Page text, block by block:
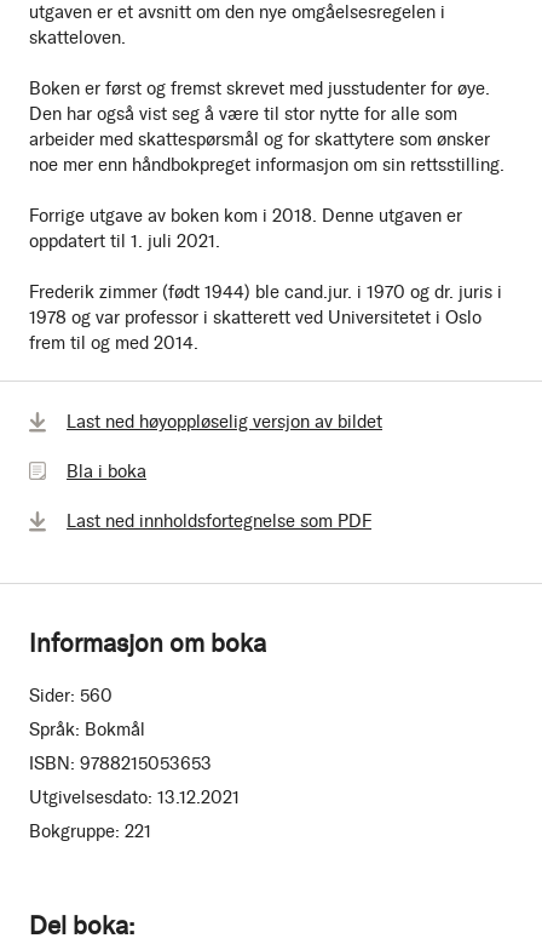
utgaven er et avsnitt om den nye omgåelsesregelen i
skatteloven.
Boken er først og fremst skrevet med jusstudenter for øye.
Den har også vist seg å være til stor nytte for alle som
arbeider med skattespørsmål og for skattytere som ønsker
noe mer enn håndbokpreget informasjon om sin rettsstilling.
Forrige utgave av boken kom i 2018. Denne utgaven er
oppdatert til 1. juli 2021.
Frederik zimmer (født 1944) ble cand.jur. i 1970 og dr. juris i
1978 og var professor i skatterett ved Universitetet i Oslo
frem til og med 2014.
Del boka:
Last ned høyoppløselig versjon av bildet
Bla
bokaBla i boka
Last ned innholdsfortegnelse som PDF
Informasjon om boka
Sider: 560
Språk: Bokmål
ISBN: 9788215053653
Utgivelsesdato: 13.12.2021
Bokgruppe: 221